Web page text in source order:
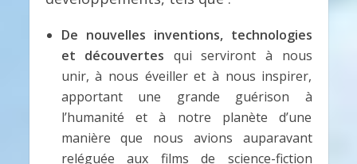
De nouvelles inventions, technologies
et découvertes qui serviront à nous
unir, à nous éveiller et à nous inspirer,
apportant une grande guérison à
l’humanité et à notre planète d’une
manière que nous avions auparavant
reléguée aux films de science-fiction